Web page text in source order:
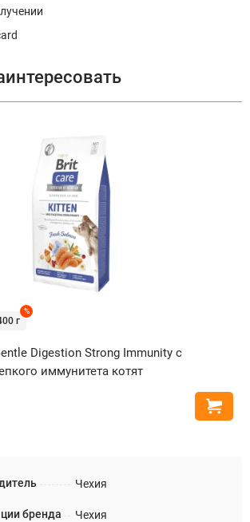
Чехия
бренда Чехия
г
%
Digestion Strong Immunity с
иммунитета котят